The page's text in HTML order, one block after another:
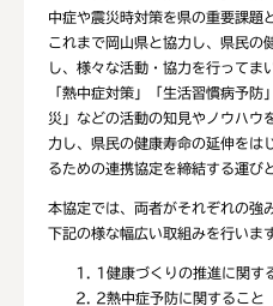
中症や震災時対策を県の重要課題
これまで岡山県と協力し、県民の
し、様々な活動・協力を行ってま
「熱中症対策」「生活習慣病予
災」などの活動の知見やノウハウ
力し、県民の健康寿命の延伸をは
るための連携協定を締結する運び
本協定では、両者がそれぞれの強
下記の様な幅広い取組みを行いま
1 健康づくりの推進に関す
2熱中症予防に関すること